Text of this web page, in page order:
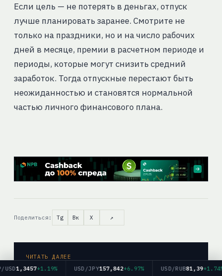
Если цель — не потерять в деньгах, отпуск
лучше планировать заранее. Смотрите не
только на праздники, но и на число рабочих
дней в месяце, премии в расчетном периоде и
периоды, которые могут снизить средний
заработок. Тогда отпускные перестают быть
неожиданностью и становятся нормальной
частью личного финансового плана.
Поделиться: Tg Вк X ↗
ЧИТАТЬ ДАЛЕЕ
Россия достигла исторического минимума
1,3457+1.19% USD/JPY157,842+6.97% USD/RUB81,39+1.74%